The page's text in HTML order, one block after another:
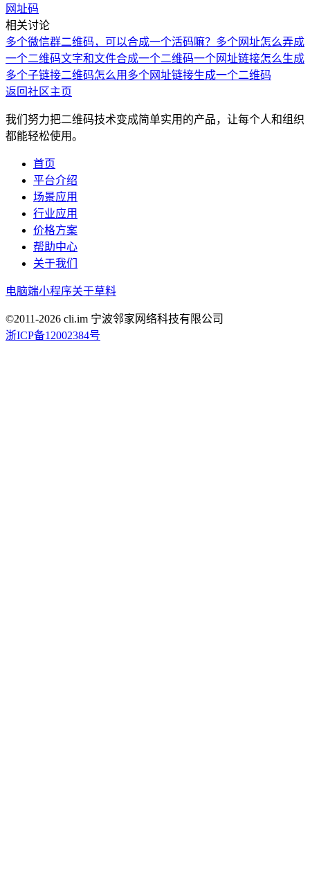
网址码
相关讨论
多个微信群二维码，可以合成一个活码嘛？ 多个网址怎么弄成
一个二维码文字和文件合成一个二维码一个网址链接怎么生成
多个子链接二维码怎么用多个网址链接生成一个二维码
返回社区主页
我们努力把二维码技术变成简单实用的产品，让每个人和组织
都能轻松使用。
首页
平台介绍
场景应用
行业应用
价格方案
帮助中心
关于我们
电脑端小程序关于草料
©2011-2026 cli.im 宁波邻家网络科技有限公司
浙ICP备12002384号